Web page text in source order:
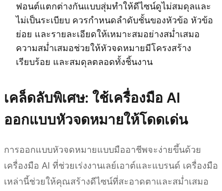
ฟอนต์แตกต่างกันแบบสุ่มทำให้ดีไซน์ดูไม่สมดุลและ
ไม่เป็นระเบียบ ควรกำหนดลำดับชั้นของหัวข้อ หัวข้อ
ย่อย และรายละเอียดให้เหมาะสมอย่างสม่ำเสมอ
ความสม่ำเสมอช่วยให้หัวจดหมายมีโครงสร้าง
เรียบร้อย และสมดุลตลอดทั้งชิ้นงาน
เคล็ดลับพิเศษ: ใช้เครื่องมือ AI
ออกแบบหัวจดหมายให้โดดเด่น
การออกแบบหัวจดหมายแบบมืออาชีพจะง่ายขึ้นด้วย
เครื่องมือ AI ที่ช่วยเร่งงานเลย์เอาต์และแบรนด์ เครื่องมือ
เหล่านี้ช่วยให้คุณสร้างดีไซน์ที่สะอาดตาและสม่ำเสมอ